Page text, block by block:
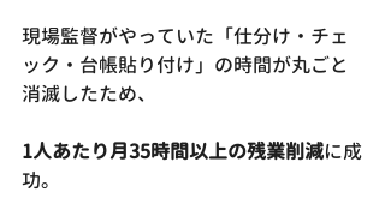
現場監督がやっていた「仕分け・チェ
ック・台帳貼り付け」の時間が丸ごと
消滅したため、
1人あたり月35時間以上の残業削減に成
功。